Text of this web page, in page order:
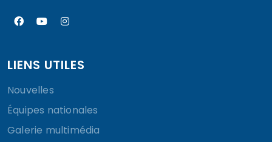
LIENS UTILES
Nouvelles
Équipes nationales
Galerie multimédia